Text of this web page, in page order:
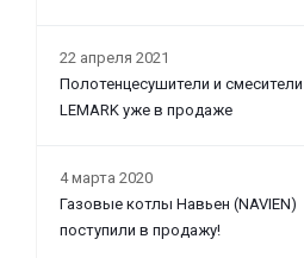
22 апреля 2021
Полотенцесушители и смесители
LEMARK уже в продаже
4 марта 2020
Газовые котлы Навьен (NAVIEN)
поступили в продажу!